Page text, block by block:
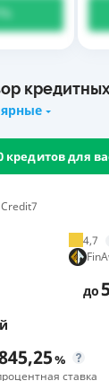
для
4,7
до
%
ставка